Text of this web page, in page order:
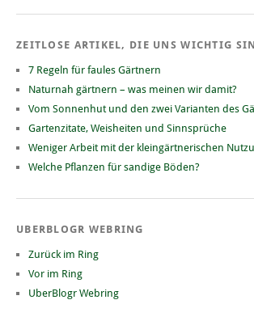
ZEITLOSE ARTIKEL, DIE UNS WICHTIG
7 Regeln für faules Gärtnern
Naturnah gärtnern – was meinen wir damit?
Vom Sonnenhut und den zwei Varianten des
Gartenzitate, Weisheiten und Sinnsprüche
Weniger Arbeit mit der kleingärtnerischen
Welche Pflanzen für sandige Böden?
UBERBLOGR WEBRING
Zurück im Ring
Vor im Ring
UberBlogr Webring